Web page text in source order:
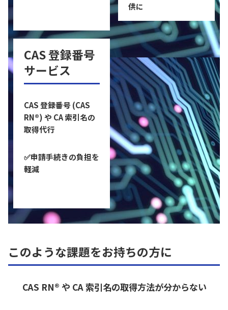
供に
CAS 登録番号
サービス
CAS 登録番号 (CAS
RN®) や CA 索引名の
取得代行
✅申請手続きの負担を
軽減
このような課題をお持ちの方に
CAS RN® や CA 索引名の取得方法が分からない